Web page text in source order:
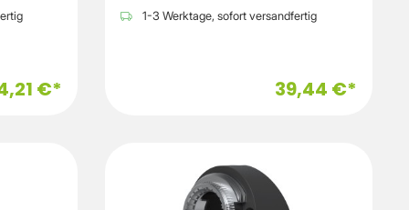
€*
1-3 Werktage, sofort versandfertig
39,44 €*